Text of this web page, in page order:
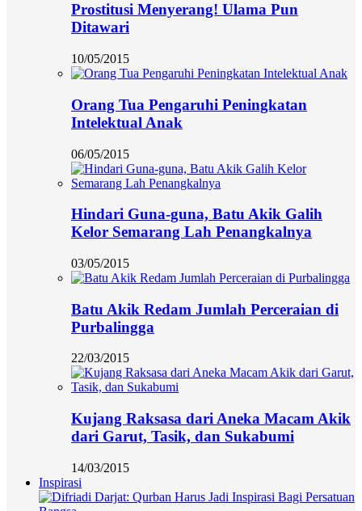
Prostitusi Menyerang! Ulama Pun
Ditawari
10/05/2015
Orang Tua Pengaruhi Peningkatan
Intelektual Anak
06/05/2015
Hindari Guna-guna, Batu Akik Galih
Kelor Semarang Lah Penangkalnya
03/05/2015
Batu Akik Redam Jumlah Perceraian di
Purbalingga
22/03/2015
Kujang Raksasa dari Aneka Macam Akik
dari Garut, Tasik, dan Sukabumi
14/03/2015
Inspirasi